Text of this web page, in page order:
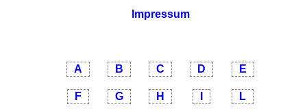
Impressum
A B C D E
F G H L